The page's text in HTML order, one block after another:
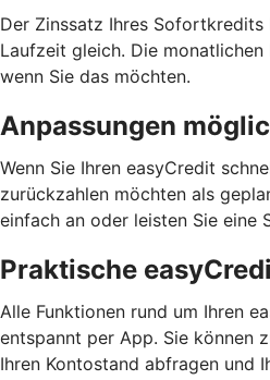
Der Zinssatz Ihres
Laufzeit gleich. Die monatlichen
wenn Sie das möchten.
Anpassungen
Wenn Sie Ihren easyCredit
zurückzahlen möchten als
einfach an oder leisten Sie eine
Praktische
Alle Funktionen rund um Ihren
entspannt per App. Sie können
Ihren Kontostand abfragen und